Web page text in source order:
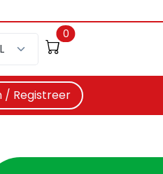
0
/ Registreer